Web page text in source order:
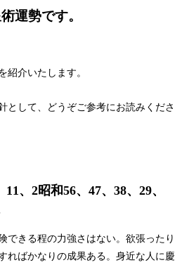
運勢です。
紹介いたします。
として、どうぞご参考にお読みくださ
2昭和56、47、38、29、
できる程の力強さはない。欲張ったり
ればかなりの成果ある。身近な人に慶